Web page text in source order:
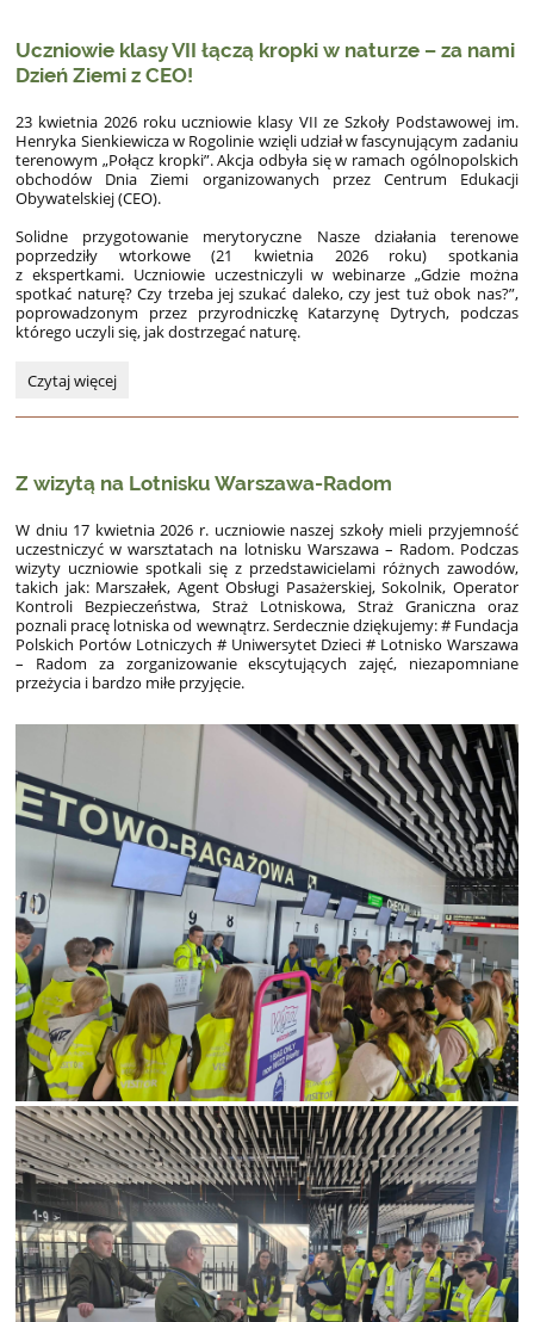
🌸:
Uczniowie klasy VII łączą kropki w naturze – za nami
Dzień Ziemi z CEO!
23 kwietnia 2026 roku uczniowie klasy VII ze Szkoły Podstawowej im.
Henryka Sienkiewicza w Rogolinie wzięli udział w fascynującym zadaniu
terenowym „Połącz kropki”. Akcja odbyła się w ramach ogólnopolskich
obchodów Dnia Ziemi organizowanych przez Centrum Edukacji
Obywatelskiej (CEO).
Solidne przygotowanie merytoryczne Nasze działania terenowe
poprzedziły wtorkowe (21 kwietnia 2026 roku) spotkania
z ekspertkami. Uczniowie uczestniczyli w webinarze „Gdzie można
spotkać naturę? Czy trzeba jej szukać daleko, czy jest tuż obok nas?”,
poprowadzonym przez przyrodniczkę Katarzynę Dytrych, podczas
którego uczyli się, jak dostrzegać naturę.
Uczniowie
VII
w
–
za
nami
Dzień
Ziemi
z
CEO!:
Czytaj więcej
Z wizytą na Lotnisku Warszawa-Radom
W dniu 17 kwietnia 2026 r. uczniowie naszej szkoły mieli przyjemność
uczestniczyć w warsztatach na lotnisku Warszawa – Radom. Podczas
wizyty uczniowie spotkali się z przedstawicielami różnych zawodów,
takich jak: Marszałek, Agent Obsługi Pasażerskiej, Sokolnik, Operator
Kontroli Bezpieczeństwa, Straż Lotniskowa, Straż Graniczna oraz
poznali pracę lotniska od wewnątrz. Serdecznie dziękujemy: # Fundacja
Polskich Portów Lotniczych # Uniwersytet Dzieci # Lotnisko Warszawa
– Radom za zorganizowanie ekscytujących zajęć, niezapomniane
przeżycia i bardzo miłe przyjęcie.